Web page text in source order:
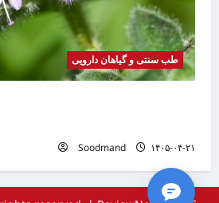
طب سنتی و گیاهان دارویی
Soodmand ۱۴۰۵-۰۴-۲۱
گیاه بیماری موضوع